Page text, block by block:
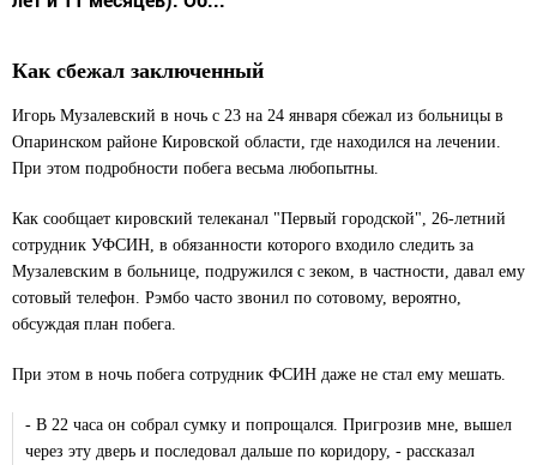
Как сбежал заключенный
Игорь Музалевский в ночь с 23 на 24 января сбежал из больницы в
Опаринском районе Кировской области, где находился на лечении.
При этом подробности побега весьма любопытны.
Как сообщает кировский телеканал "Первый городской", 26-летний
сотрудник УФСИН, в обязанности которого входило следить за
Музалевским в больнице, подружился с зеком, в частности, давал ему
сотовый телефон. Рэмбо часто звонил по сотовому, вероятно,
обсуждая план побега.
При этом в ночь побега сотрудник ФСИН даже не стал ему мешать.
- В 22 часа он собрал сумку и попрощался. Пригрозив мне, вышел
через эту дверь и последовал дальше по коридору, - рассказал